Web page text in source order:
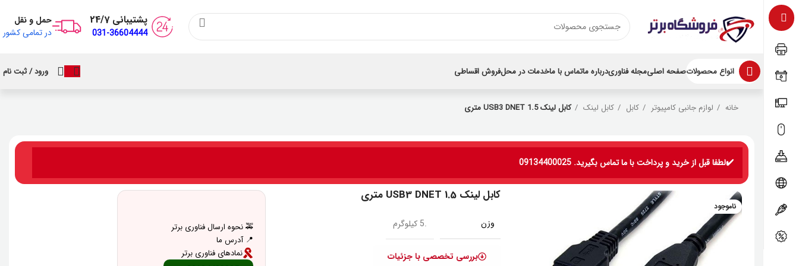
پشتیبانی 24/7
031-36604444
حمل و نقل
در تمامی کشور
انواع محصولاتصفحه اصلیمجله فناوریدرباره ماتماس با ماخدمات در محلفروش اقساطی ورود / ثبت نام
خانه لوازم جانبی کامپیوتر کابل کابل لینک کابل لینک USB3 DNET 1.5 متری
✔️لطفا قبل از خرید و پرداخت با ما تماس بگیرید. 09134400025
ناموجود
کابل لینک USB3 DNET 1.5 متری
وزن .5 کیلوگرم
بررسی تخصصی با جزئیات
🚕 نحوه ارسال فناوری برتر
📍 آدرس ما
نمادهای فناوری برتر